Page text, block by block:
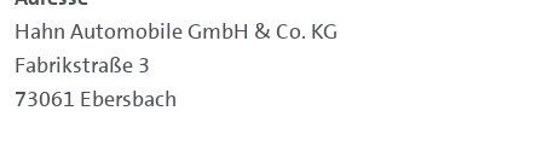
Hahn Automobile GmbH & Co. KG
Fabrikstraße 3
73061 Ebersbach